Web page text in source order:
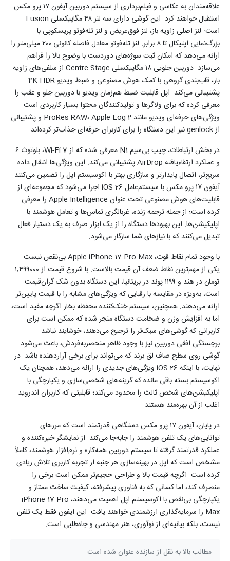
علاقه‌مندان به عکاسی و فیلم‌برداری از سیستم دوربین آیفون ۱۷ پرو مکس
استقبال خواهند کرد. این گوشی دارای سه لنز ۴۸ مگاپیکسلی Fusion
است: لنز اصلی زاویه باز، لنز فوق‌عریض و لنز تله‌فوتو پریسکوپی با
بزرگ‌نمایی اپتیکال تا ۸ برابر. لنز تله‌فوتو معادل فاصله کانونی ۲۰۰ میلی‌متر را
ارائه می‌دهد که امکان ثبت سوژه‌های دوردست با وضوح بالا را فراهم
می‌سازد. دوربین جلویی ۱۸ مگاپیکسلی Centre Stage از سلفی‌های زاویه
باز، قاب‌بندی گروهی با کمک هوش مصنوعی و ضبط ویدیو 4K HDR
پشتیبانی می‌کند. اپل قابلیت ضبط هم‌زمان ویدیو با دوربین جلو و عقب را
معرفی کرده که برای ولاگرها و تولیدکنندگان محتوا بسیار کاربردی است.
ویژگی‌های حرفه‌ای ویدیو مانند ProRes RAW، Apple Log 2 و پشتیبانی
از genlock نیز این دستگاه را برای کاربران حرفه‌ای جذاب‌تر کرده‌اند.
در بخش ارتباطات، چیپ بی‌سیم N1 معرفی شده که از Wi-Fi 7، بلوتوث ۶
و عملکرد ارتقاءیافته AirDrop پشتیبانی می‌کند. این ویژگی‌ها انتقال داده
سریع‌تر، اتصال پایدارتر و سازگاری بهتر با اکوسیستم اپل را تضمین می‌کنند.
آیفون ۱۷ پرو مکس با سیستم‌عامل iOS 26 اجرا می‌شود که مجموعه‌ای از
قابلیت‌های هوش مصنوعی تحت عنوان Apple Intelligence را معرفی
کرده است؛ از جمله ترجمه زنده، غربالگری تماس‌ها و تعامل هوشمند با
اپلیکیشن‌ها. این بهبودها دستگاه را از یک ابزار صرف به یک دستیار فعال
تبدیل می‌کنند که با نیازهای شما سازگار می‌شود.
با وجود تمام نقاط قوت، Apple iPhone 17 Pro Max بی‌نقص نیست.
یکی از مهم‌ترین نقاط ضعف آن قیمت بالاست. با شروع قیمت از ۱٬۴۹۹۰۰۰
تومان در هند و ۱۱۹۹ پوند در بریتانیا، این دستگاه بدون شک گران‌قیمت
است، به‌ویژه در مقایسه با رقبایی که ویژگی‌های مشابه را با قیمت پایین‌تر
ارائه می‌دهند. همچنین، سیستم خنک‌کننده محفظه بخار اگرچه مفید است،
اما به افزایش وزن و ضخامت دستگاه منجر شده که ممکن است برای
کاربرانی که گوشی‌های سبک‌تر را ترجیح می‌دهند، خوشایند نباشد.
برجستگی افقی دوربین نیز با وجود ظاهر منحصربه‌فردش، باعث می‌شود
گوشی روی سطح صاف لق بزند که می‌تواند برای برخی آزاردهنده باشد. در
نهایت، با اینکه iOS 26 ویژگی‌های جدیدی را ارائه می‌دهد، همچنان یک
اکوسیستم بسته باقی مانده که گزینه‌های شخصی‌سازی و یکپارچگی با
اپلیکیشن‌های شخص ثالث را محدود می‌کند؛ قابلیتی که کاربران اندروید
اغلب از آن بهره‌مند هستند.
در پایان، آیفون ۱۷ پرو مکس دستگاهی قدرتمند است که مرزهای
توانایی‌های یک تلفن هوشمند را جابه‌جا می‌کند. از نمایشگر خیره‌کننده و
عملکرد قدرتمند گرفته تا سیستم دوربین همه‌کاره و نرم‌افزار هوشمند، کاملاً
مشخص است که اپل در بهینه‌سازی هر جنبه از تجربه کاربری تلاش زیادی
کرده است. اگرچه قیمت بالا و طراحی حجیم‌تر ممکن است برخی را
منصرف کند، اما کسانی که به فناوری پیشرفته، کیفیت ساخت ممتاز و
یکپارچگی بی‌نقص با اکوسیستم اپل اهمیت می‌دهند، iPhone 17 Pro
Max را سرمایه‌گذاری ارزشمندی خواهند یافت. این ایفون فقط یک تلفن
نیست، بلکه بیانیه‌ای از نوآوری، هنر مهندسی و جاه‌طلبی است.
مطالب بالا به نقل از سازنده عنوان شده است.